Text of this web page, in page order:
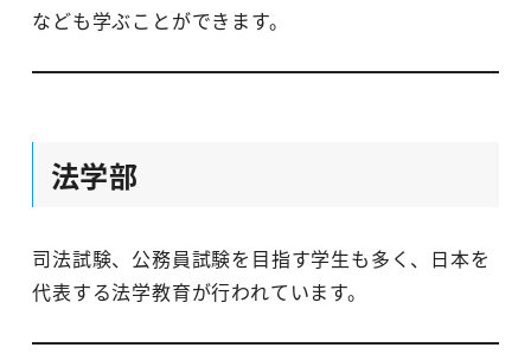
なども学ぶことができます。
法学部
司法試験、公務員試験を目指す学生も多く、日本を
代表する法学教育が行われています。